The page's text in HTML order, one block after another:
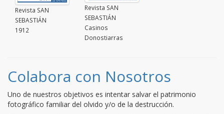
Revista SAN
SEBASTIÁN
1912
Revista SAN
SEBASTIÁN
Casinos
Donostiarras
Colabora con Nosotros
Uno de nuestros objetivos es intentar salvar el patrimonio
fotográfico familiar del olvido y/o de la destrucción.